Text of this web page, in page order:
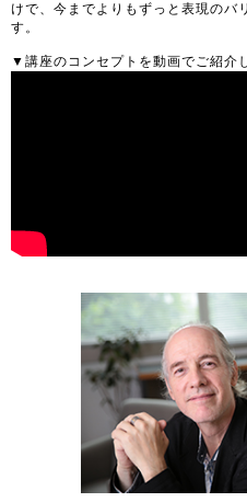
けで、今までよりもずっと表現のバ
す。
▼講座のコンセプトを動画でご紹介